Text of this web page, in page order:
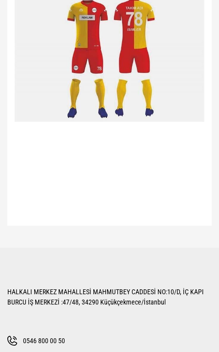
Ürün açıklamasında eksik bilgiler bulunuyor.
Bu ürüne benzer farklı alternatifler olmalı.
HALKALI MERKEZ MAHALLESİ MAHMUTBEY CADDESİ NO:10/D, İÇ KAPI
BURCU İŞ MERKEZİ :47/48, 34290 Küçükçekmece/İstanbul
0546 800 00 50